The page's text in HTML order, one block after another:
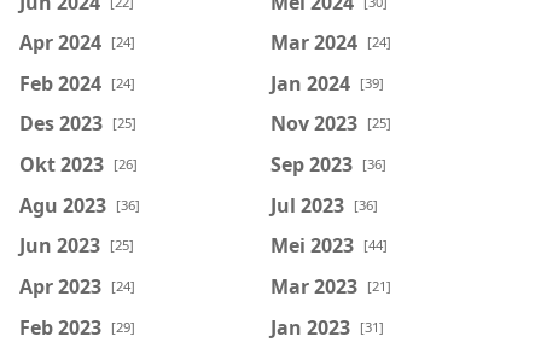
Apr 2024 [24] Mar 2024 [24]
Feb 2024 [24] Jan 2024 [39]
Des 2023 [25] Nov 2023 [25]
Okt 2023 [26] Sep 2023 [36]
Agu 2023 [36] Jul 2023 [36]
Jun 2023 [25] Mei 2023 [44]
Apr 2023 [24] Mar 2023 [21]
Feb 2023 [29] Jan 2023 [31]